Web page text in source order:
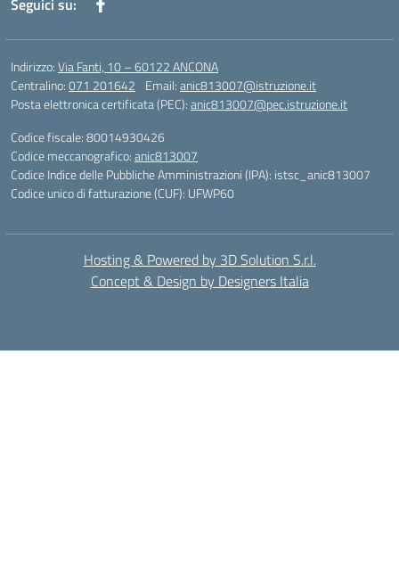
Seguici su:
Indirizzo:Via Fanti, 10 – 60122 ANCONA
Centralino:071 201642 Email:anic813007@istruzione.it
Posta elettronica certificata (PEC):anic813007@pec.istruzione.it
Codice fiscale: 80014930426
Codice meccanografico:anic813007
Codice Indice delle Pubbliche Amministrazioni (IPA): istsc_anic813007
Codice unico di fatturazione (CUF): UFWP60
Hosting & Powered by 3D Solution S.r.l.
Concept & Design by Designers Italia